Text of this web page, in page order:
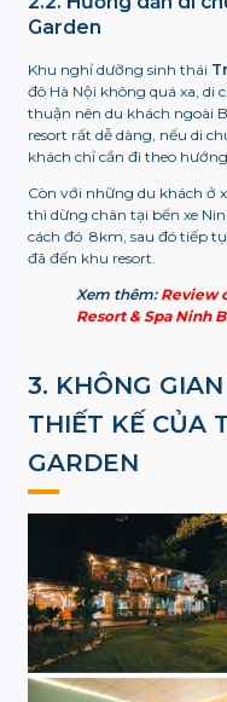
Garden
Khu nghỉ dưỡng sinh thái
đô Hà Nội không quá xa, di
thuận nên du khách ngoài
resort rất dễ dàng, nếu di
khách chỉ cần đi theo
Còn với những du khách ở
thì dừng chân tại bến xe
cách đó 8km, sau đó tiếp
đã đến khu resort.
Xem thêm: Review
Resort & Spa Ninh
3. KHÔNG
THIẾT KẾ CỦA
GARDEN